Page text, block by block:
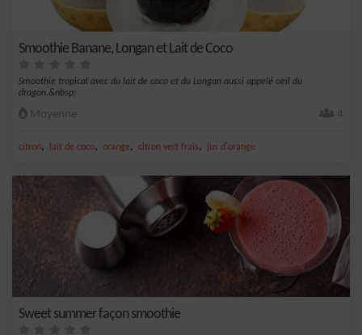
Smoothie Banane, Longan et Lait de Coco
Smoothie tropical avec du lait de coco et du Longan aussi appelé oeil du
dragon.&nbsp;
Moyenne 4
citron, lait de coco, orange, citron vert frais, jus d'orange
Sweet summer façon smoothie